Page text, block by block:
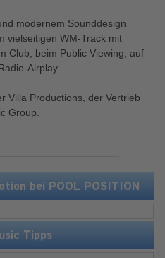
bei POOL POSITION
Tipps
modernem Sounddesign
vielseitigen WM-Track mit
Club, beim Public Viewing, auf
Airplay.
Villa Productions, der Vertrieb
Group.